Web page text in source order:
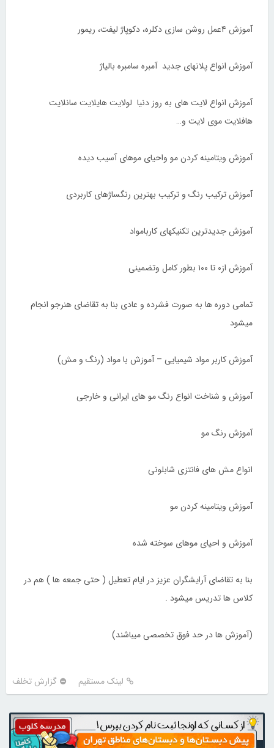
آموزش ۴عمل روشن سازی دکلره، دکوپاژ لیفت، ریمور
آموزش انواع پلانهای جدید آمبره سامبره بالیاژ
آموزش انواع لایت های به روز دنیا لولایت هایلایت سانلایت
هافلایت موی لایت و…
آموزش ویتامینه کردن مو واحیای موهای آسیب دیده
آموزش ترکیب رنگ و ترکیب بهترین رنگساژهای کاربردی
آموزش جدیدترین تکنیکهای کاربامواد
آموزش از۰ تا ۱۰۰ بطور کامل وتضمینی
تمامی دوره ها به صورت فشرده و عادی بنا به تقاضای هنرجو انجام
میشود
آموزش کاربر مواد شیمیایی – آموزش با مواد (رنگ و مش)
آموزش و شناخت انواع رنگ مو های ایرانی و خارجی
آموزش رنگ مو
انواع مش های فانتزی شابلونی
آموزش ویتامینه کردن مو
آموزش و احیای موهای سوخته شده
بنا به تقاضای آرایشگران عزیز در ایام تعطیل ( حتی جمعه ها ) هم در
کلاس ها تدریس میشود .
(آموزش ها در حد فوق تخصصی میباشند)
لینک مستقیم گزارش تخلف